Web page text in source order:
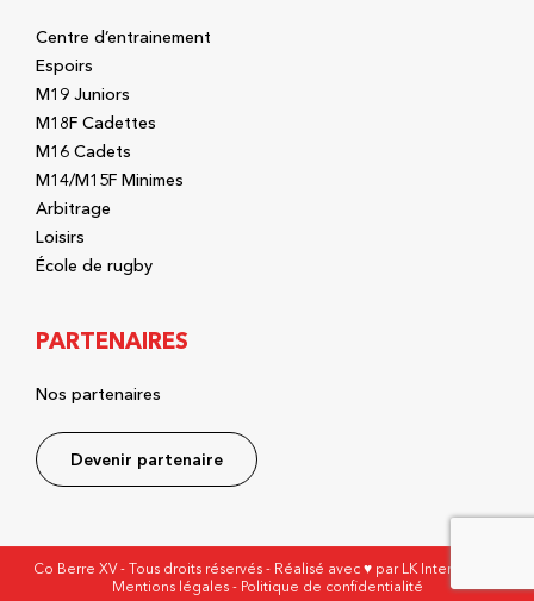
Centre d’entrainement
Espoirs
M19 Juniors
M18F Cadettes
M16 Cadets
M14/M15F Minimes
Arbitrage
Loisirs
École de rugby
PARTENAIRES
Nos partenaires
Devenir partenaire
Co Berre XV - Tous droits réservés - Réalisé avec ♥ par LK Interactive
Mentions légales- Politique de confidentialité